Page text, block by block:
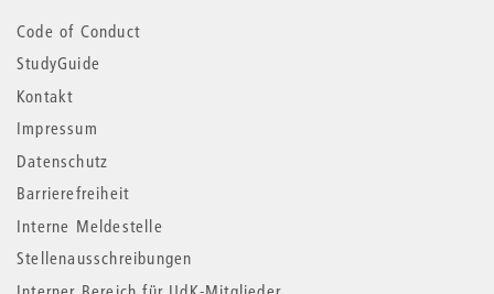
Code of Conduct
StudyGuide
Kontakt
Impressum
Datenschutz
Barrierefreiheit
Interne Meldestelle
Stellenausschreibungen